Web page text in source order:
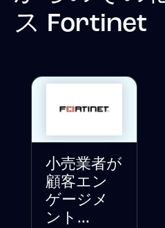
ス Fortinet
小売業者が
顧客エン
ゲージメ
ント...